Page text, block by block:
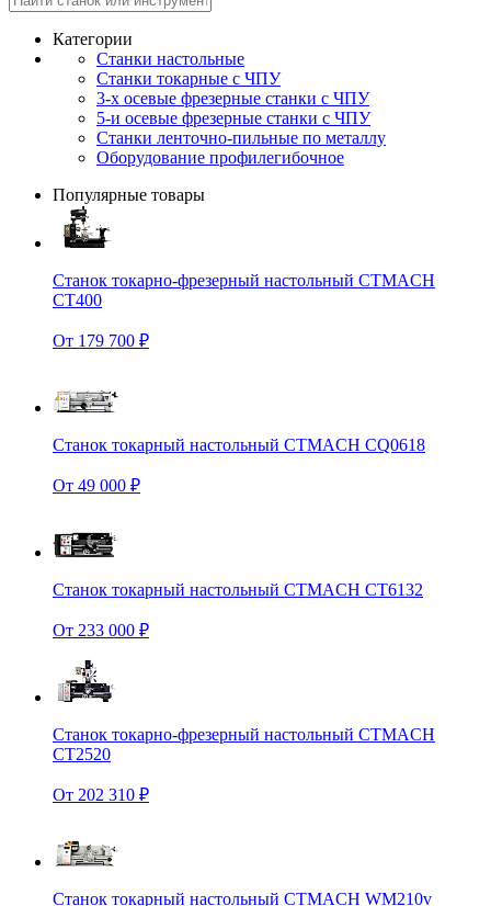
Категории
Станки настольные
Станки токарные с ЧПУ
3-х осевые фрезерные станки с ЧПУ
5-и осевые фрезерные станки с ЧПУ
Станки ленточно-пильные по металлу
Оборудование профилегибочное
Популярные товары
Станок токарно-фрезерный настольный CTMACH
CT400
От 179 700 ₽
Станок токарный настольный CTMACH CQ0618
От 49 000 ₽
Станок токарный настольный CTMACH CT6132
От 233 000 ₽
Станок токарно-фрезерный настольный CTMACH
CT2520
От 202 310 ₽
Станок токарный настольный CTMACH WM210v